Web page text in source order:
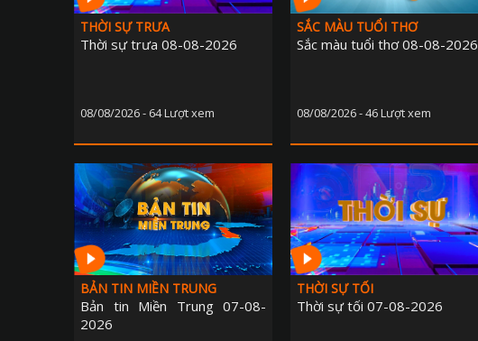
THỜI SỰ TRƯA
Thời sự trưa 08-08-2026
08/08/2026 - 64 Lượt xem
SẮC MÀU TUỔI THƠ
Sắc màu tuổi thơ 08-08-2026
08/08/2026 - 46 Lượt xem
BẢN TIN MIỀN TRUNG
Bản tin Miền Trung 07-08-
2026
THỜI SỰ TỐI
Thời sự tối 07-08-2026